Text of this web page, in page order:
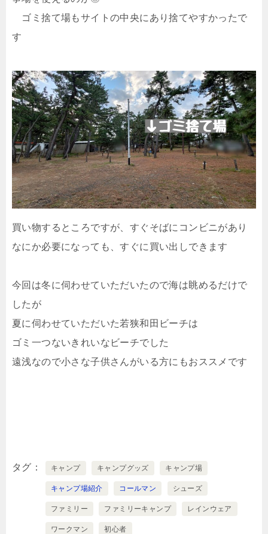
ゴミ捨て場もサイトの中央にあり捨てやすかったで
す
買い物するところですが、すぐそばにコンビニがあり
なにか必要になっても、すぐに買い出しできます
今回は冬に伺わせていただいたので海は眺めるだけで
したが
夏に伺わせていただいた若狭和田ビーチは
ゴミ一つないきれいなビーチでした
遠浅なので小さな子供さんがいる方にもおススメです
タグ キャンプ キャンプグッズ キャンプ場
キャンプ場紹介 コールマン シューズ
ファミリー ファミリーキャンプ レインウェア
ワークマン 初心者